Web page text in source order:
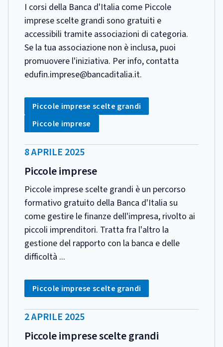
I corsi della Banca d'Italia come Piccole
imprese scelte grandi sono gratuiti e
accessibili tramite associazioni di categoria.
Se la tua associazione non è inclusa, puoi
promuovere l'iniziativa. Per info, contatta
edufin.imprese@bancaditalia.it.
CATEGORIA:
Tag:
Piccole imprese scelte grandi
Tag:
Piccole imprese
DATA
PUBBLICAZIONE:
8 APRILE 2025
Piccole imprese
Piccole imprese scelte grandi è un percorso
formativo gratuito della Banca d'Italia su
come gestire le finanze dell'impresa, rivolto ai
piccoli imprenditori. Tratta fra l'altro la
gestione del rapporto con la banca e delle
difficoltà ...
CATEGORIA:
Tag:
Piccole imprese scelte grandi
DATA
PUBBLICAZIONE:
2 APRILE 2025
Piccole imprese scelte grandi